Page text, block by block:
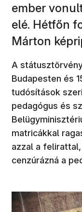
ember
elé. Hétfőn
Márton
A
Budapesten és
tudósítások
pedagógus és
matricákkal
azzal a
cenzúrázná a